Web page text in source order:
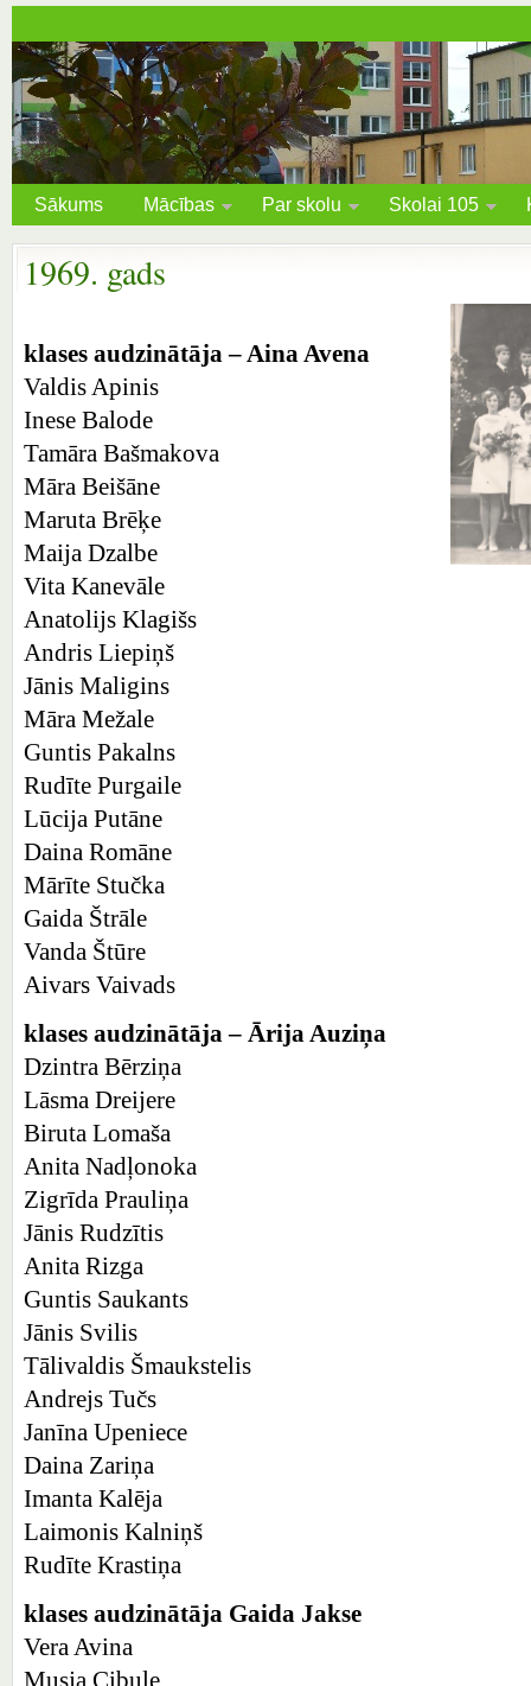
Sākums Mācības Par skolu Skolai 105
1969. gads
klases audzinātāja – Aina Avena
Valdis Apinis
Inese Balode
Tamāra Bašmakova
Māra Beišāne
Maruta Brēķe
Maija Dzalbe
Vita Kanevāle
Anatolijs Klagišs
Andris Liepiņš
Jānis Maligins
Māra Mežale
Guntis Pakalns
Rudīte Purgaile
Lūcija Putāne
Daina Romāne
Mārīte Stučka
Gaida Štrāle
Vanda Štūre
Aivars Vaivads
klases audzinātāja – Ārija Auziņa
Dzintra Bērziņa
Lāsma Dreijere
Biruta Lomaša
Anita Nadļonoka
Zigrīda Prauliņa
Jānis Rudzītis
Anita Rizga
Guntis Saukants
Jānis Svilis
Tālivaldis Šmaukstelis
Andrejs Tučs
Janīna Upeniece
Daina Zariņa
Imanta Kalēja
Laimonis Kalniņš
Rudīte Krastiņa
klases audzinātāja Gaida Jakse
Vera Avina
Musja Cibule